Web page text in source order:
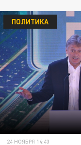
ПОЛИТИКА
24 НОЯБРЯ 14:43